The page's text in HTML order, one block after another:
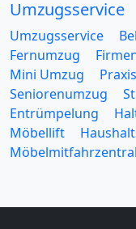
Umzugsservice
Umzugsservice
Fernumzug
Mini Umzug
Seniorenumzug
Entrümpelung
Möbellift